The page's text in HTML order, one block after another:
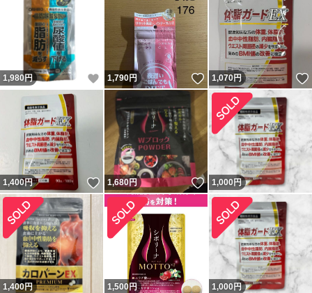
1,980円 いいね！
1,790円 いいね！
1,070円
1,400円 いいね！
1,680円 いいね！
1,000 円
1,400円 1,500円 1,000 円